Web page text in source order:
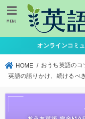
MENU
オンラインコミ
HOME
おうち英語のコ
英語の語りかけ、続けるべ